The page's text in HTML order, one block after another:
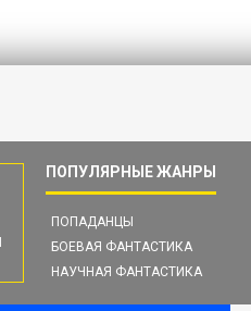
ПОПАДАНЦЫ
БОЕВАЯ ФАНТАСТИКА
НАУЧНАЯ ФАНТАСТИКА